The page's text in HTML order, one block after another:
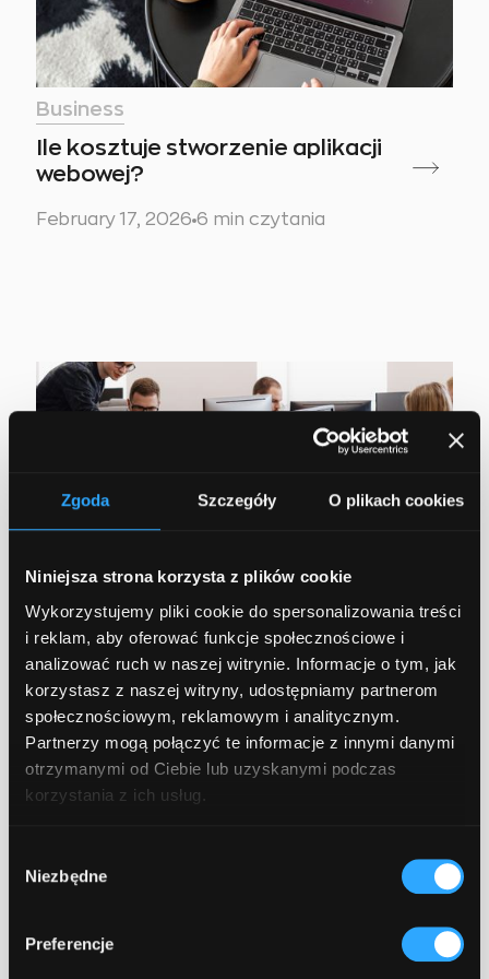
Zgoda Szczegóły O plikach cookies
Niniejsza strona korzysta z plików cookie
Wykorzystujemy pliki cookie do spersonalizowania treści
i reklam, aby oferować funkcje społecznościowe i
analizować ruch w naszej witrynie. Informacje o tym, jak
korzystasz z naszej witryny, udostępniamy partnerom
społecznościowym, reklamowym i analitycznym.
Partnerzy mogą połączyć te informacje z innymi danymi
otrzymanymi od Ciebie lub uzyskanymi podczas
korzystania z ich usług.
zgody
Niezbędne
Preferencje
Business
Ile kosztuje stworzenie aplikacji
webowej?
February 17, 2026 6 min czytania
Business
Kiedy zatrudnić dedykowany
zespół IT?
February 16, 2026 5 min czytania
Business